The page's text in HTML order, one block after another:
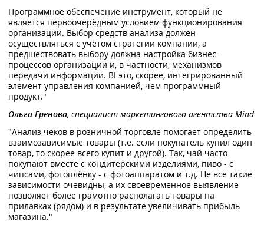
Программное обеспечение инструмент, который не
является первоочерёдным условием функционирования
организации. Выбор средств анализа должен
осуществляться с учётом стратегии компании, а
предшествовать выбору должна настройка бизнес-
процессов организации и, в частности, механизмов
передачи информации. BI это, скорее, интегрированный
элемент управления компанией, чем программный
продукт."
Ольга Гренова, специалист маркетингового агентства Mind
"Анализ чеков в розничной торговле помогает определить
взаимозависимые товары (т.е. если покупатель купил один
товар, то скорее всего купит и другой). Так, чай часто
покупают вместе с кондитерскими изделиями, пиво - с
чипсами, фотоплёнку - с фотоаппаратом и т.д. Не все такие
зависимости очевидны, а их своевременное выявление
позволяет более грамотно располагать товары на
прилавках (рядом) и в результате увеличивать прибыль
магазина."